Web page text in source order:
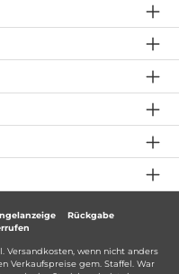
Rückgabe
Versandkosten, wenn nicht anders
Verkaufspreise gem. Staffel. War